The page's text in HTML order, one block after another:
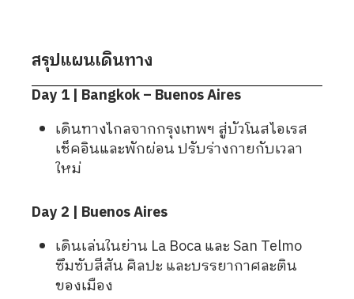
สรุปแผนเดินทาง
Day 1 | Bangkok – Buenos Aires
เดินทางไกลจากกรุงเทพฯ สู่บัวโนสไอเรส
เช็คอินและพักผ่อน ปรับร่างกายกับเวลา
ใหม่
Day 2 | Buenos Aires
เดินเล่นในย่าน La Boca และ San Telmo
ซึมซับสีสัน ศิลปะ และบรรยากาศละติน
ของเมือง